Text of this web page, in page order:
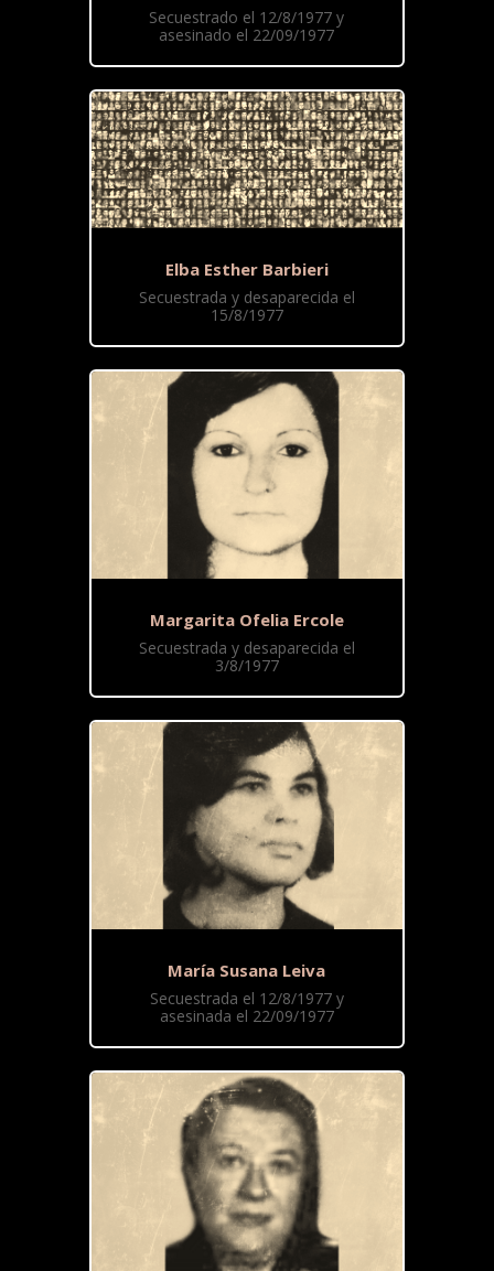
Secuestrado el 12/8/1977 y
asesinado el 22/09/1977
Elba Esther Barbieri
Secuestrada y desaparecida el
15/8/1977
Margarita Ofelia Ercole
Secuestrada y desaparecida el
3/8/1977
María Susana Leiva
Secuestrada el 12/8/1977 y
asesinada el 22/09/1977